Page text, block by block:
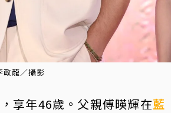
政龍／攝影
享年46歲。父親傅暎輝在藍